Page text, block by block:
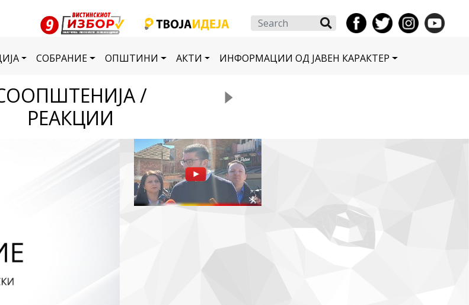
Search
СОБРАНИЕ ОПШТИНИ АКТИ ИНФОРМАЦИИ ОД ЈАВЕН КАРАКТЕР
/
РЕАКЦИИ